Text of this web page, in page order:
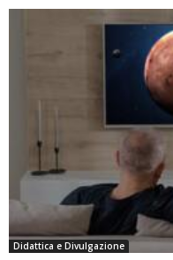
Didattica e Divulgazione